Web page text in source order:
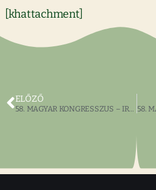
[khattachment]
ELŐZŐ
58. MAGYAR KONGRESSZUS – IRODALOM ÉS MŰVÉSZ EST